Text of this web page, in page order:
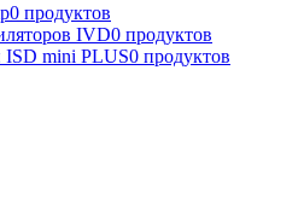
0 продуктов
IVD0 продуктов
ISD mini PLUS0 продуктов